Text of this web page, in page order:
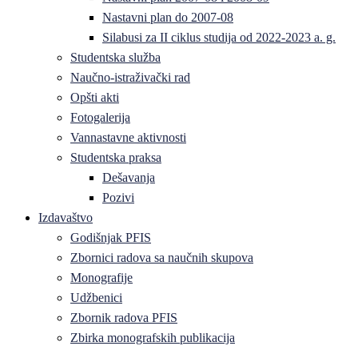
Nastavni plan do 2007-08
Silabusi za II ciklus studija od 2022-2023 a. g.
Studentska služba
Naučno-istraživački rad
Opšti akti
Fotogalerija
Vannastavne aktivnosti
Studentska praksa
Dešavanja
Pozivi
Izdavaštvo
Godišnjak PFIS
Zbornici radova sa naučnih skupova
Monografije
Udžbenici
Zbornik radova PFIS
Zbirka monografskih publikacija